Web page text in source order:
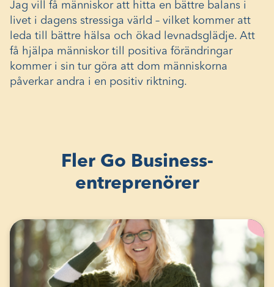
Jag vill få människor att hitta en bättre balans i
livet i dagens stressiga värld – vilket kommer att
leda till bättre hälsa och ökad levnadsglädje. Att
få hjälpa människor till positiva förändringar
kommer i sin tur göra att dom människorna
påverkar andra i en positiv riktning.
Fler Go Business-
entreprenörer